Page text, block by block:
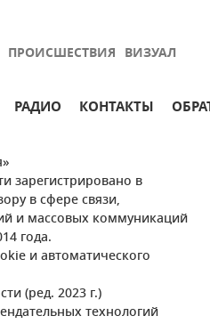
ПРОИСШЕСТВИЯ ВИЗУАЛ
РАДИО КОНТАКТЫ
зарегистрировано в
в сфере связи,
и массовых коммуникаций
года.
и автоматического
(ред. 2023 г.)
технологий